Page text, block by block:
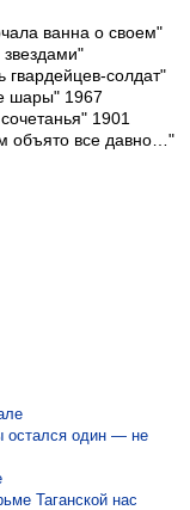
ванна о своем"
гвардейцев-солдат"
шары" 1967
1901
объято все давно…"
остался один — не
Таганской нас